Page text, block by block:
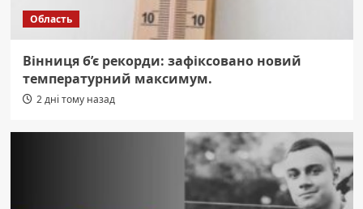
Область
Вінниця б’є рекорди: зафіксовано новий
температурний максимум.
2 дні тому назад